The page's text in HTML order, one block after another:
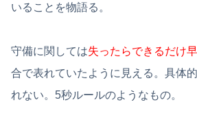
いることを物語る。
守備に関しては失ったらできるだけ
合で表れていたように見える。具体
れない。5秒ルールのようなもの。